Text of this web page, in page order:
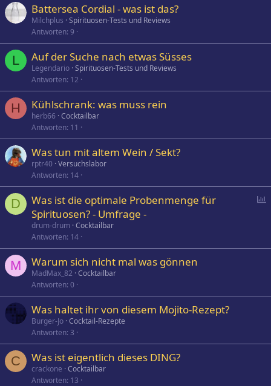
Battersea Cordial - was ist das?
Milchplus Spirituosen-Tests und Reviews
Antworten 9
L Auf der Suche nach etwas Süsses
Legendario Spirituosen-Tests und Reviews
Antworten 12
H Kühlschrank: was muss rein
herb66 Cocktailbar
Antworten 11
Was tun mit altem Wein / Sekt?
rptr40 Versuchslabor
Antworten 14
D
Was ist die optimale Probenmenge für
Spirituosen? - Umfrage -
drum-drum Cocktailbar
Antworten 14
M Warum sich nicht mal was gönnen
MadMax_82 Cocktailbar
Antworten 0
Was haltet ihr von diesem Mojito-Rezept?
Burger-Jo Cocktail-Rezepte
Antworten 3
C Was ist eigentlich dieses DING?
crackone Cocktailbar
Antworten 13